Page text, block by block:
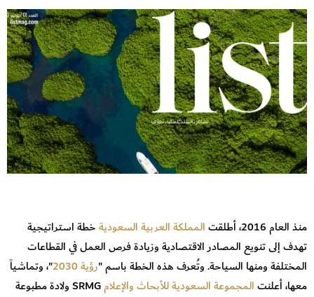
منذ العام 2016، أطلقت المملكة العربية السعوديةخطة استراتيجية
تهدف إلى تنويع المصادر الاقتصادية وزيادة فرص العمل في القطاعات
المختلفة ومنها السياحة. وتُعرف هذه الخطة باسم "رؤية 2030
"، وتماشياً
معها، أعلنتالمجموعة السعودية للأبحاث والإعلام
SRMG ولادة مطبوعة